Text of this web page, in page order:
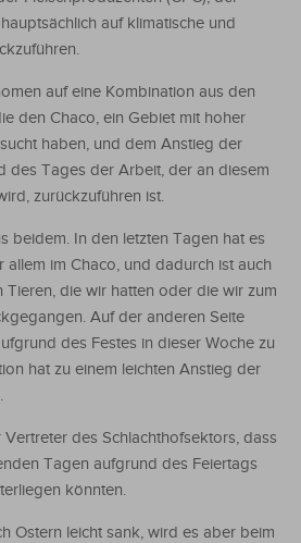
auf klimatische und
auf eine Kombination aus den
den Chaco, ein Gebiet mit hoher
haben, und dem Anstieg der
des Tages der Arbeit, der an diesem
zurückzuführen ist.
beidem. In den letzten Tagen hat es
im Chaco, und dadurch ist auch
die wir hatten oder die wir zum
Auf der anderen Seite
des Festes in dieser Woche zu
hat zu einem leichten Anstieg der
des Schlachthofsektors, dass
Tagen aufgrund des Feiertags
könnten.
Ostern leicht sank, wird es aber beim